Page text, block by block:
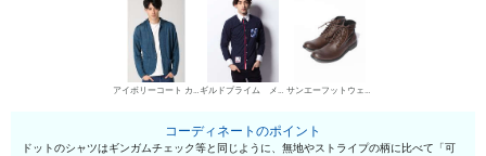
アイボリーコート カジュアルジャケット ギルドプライム メンズ シャツ サンエーフットウェア ワークブーツ
コーディネートのポイント
ドットのシャツはギンガムチェック等と同じように、無地やストライプの柄に比べて「可